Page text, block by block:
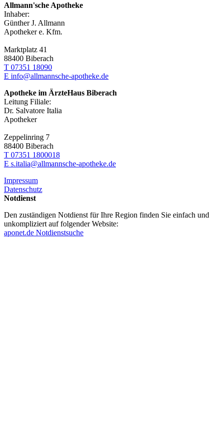
Allmann'sche Apotheke
Inhaber:
Günther J. Allmann
Apotheker e. Kfm.
Marktplatz 41
88400 Biberach
T 07351 18090
E info@allmannsche-apotheke.de
Apotheke im ÄrzteHaus Biberach
Leitung Filiale:
Dr. Salvatore Italia
Apotheker
Zeppelinring 7
88400 Biberach
T 07351 1800018
E s.italia@allmannsche-apotheke.de
Impressum
Datenschutz
Notdienst
Den zuständigen Notdienst für Ihre Region finden Sie einfach und
unkompliziert auf folgender Website:
aponet.de Notdienstsuche